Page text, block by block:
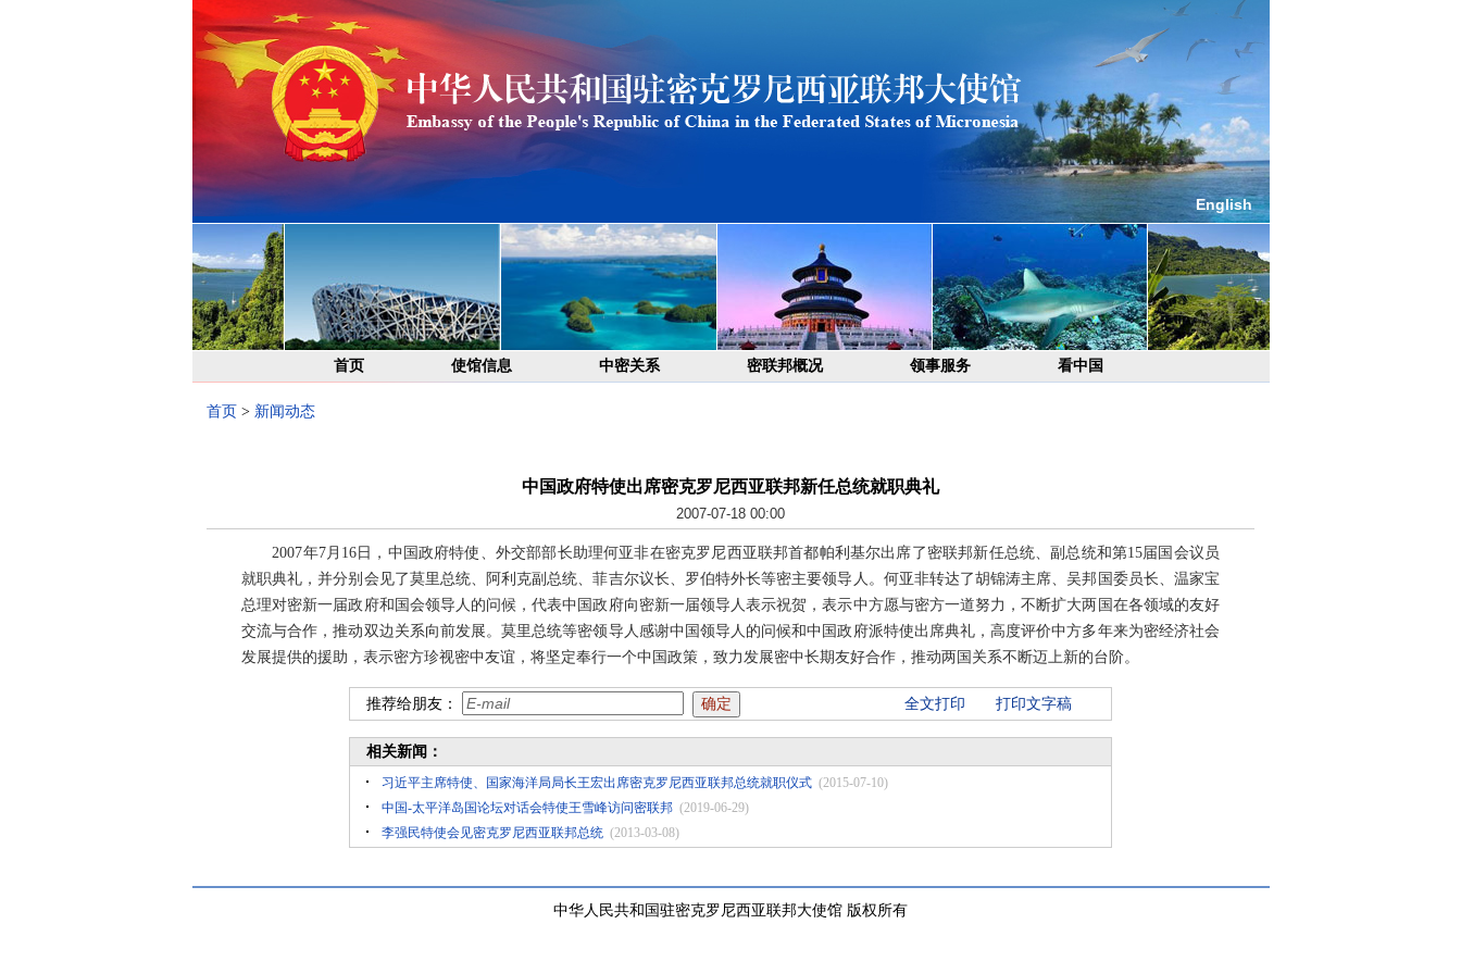
English
首页 使馆信息 中密关系 密联邦概况 领事服务 看中国
首页 > 新闻动态
中国政府特使出席密克罗尼西亚联邦新任总统就职典礼
2007-07-18 00:00
2007年7月16日，中国政府特使、外交部部长助理何亚非在密克罗尼西亚联邦首都帕利基尔出席了密联邦新任总统、副总统和第15届国会议员
就职典礼，并分别会见了莫里总统、阿利克副总统、菲吉尔议长、罗伯特外长等密主要领导人。何亚非转达了胡锦涛主席、吴邦国委员长、温家宝
总理对密新一届政府和国会领导人的问候，代表中国政府向密新一届领导人表示祝贺，表示中方愿与密方一道努力，不断扩大两国在各领域的友好
交流与合作，推动双边关系向前发展。莫里总统等密领导人感谢中国领导人的问候和中国政府派特使出席典礼，高度评价中方多年来为密经济社会
发展提供的援助，表示密方珍视密中友谊，将坚定奉行一个中国政策，致力发展密中长期友好合作，推动两国关系不断迈上新的台阶。
推荐给朋友： 全文打印 打印文字稿
相关新闻：
习近平主席特使、国家海洋局局长王宏出席密克罗尼西亚联邦总统就职仪式 (2015-07-10)
中国-太平洋岛国论坛对话会特使王雪峰访问密联邦 (2019-06-29)
李强民特使会见密克罗尼西亚联邦总统 (2013-03-08)
中华人民共和国驻密克罗尼西亚联邦大使馆 版权所有